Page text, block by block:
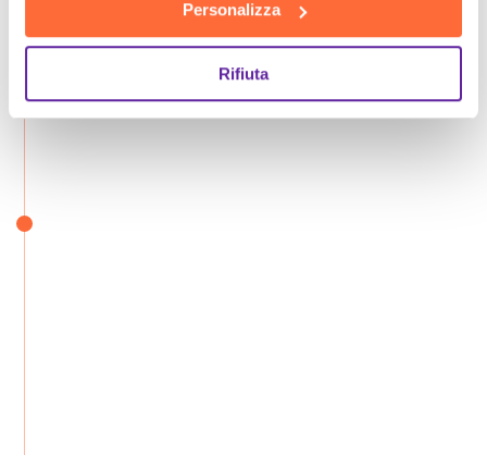
Personalizza
Rifiuta